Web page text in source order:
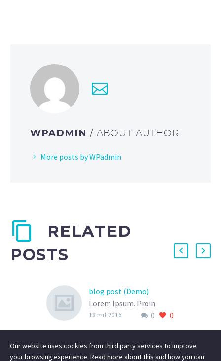
WPADMIN / ABOUT AUTHOR
More posts by WPadmin
RELATED
POSTS
blog post (Demo)
Lorem Ipsum. Proin
gravida nibh vel velit
bibendum auctor, nisi elit
0 0
18 mrt 2016
Our website uses cookies from third party services to improve
your browsing experience. Read more about this and how you can